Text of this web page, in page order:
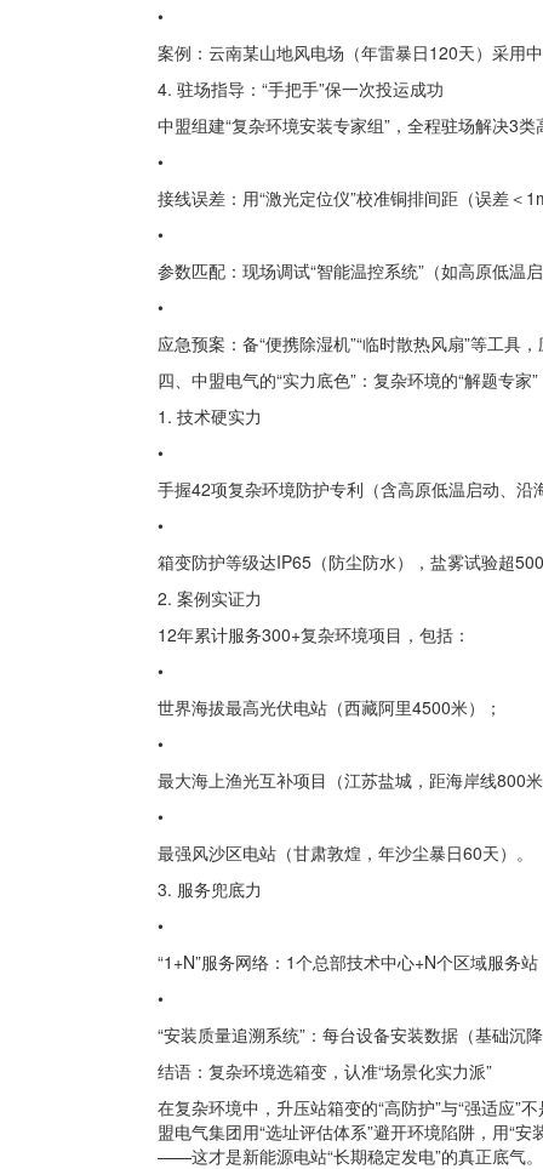
•
案例：云南某山地风电场（年雷暴日120天）采用
4. 驻场指导：“手把手”保一次投运成功
中盟组建“复杂环境安装专家组”，全程驻场解决3类
•
接线误差：用“激光定位仪”校准铜排间距（误差＜
•
参数匹配：现场调试“智能温控系统”（如高原低
•
应急预案：备“便携除湿机”“临时散热风扇”等工具
四、中盟电气的“实力底色”：复杂环境的“解题专家”
1. 技术硬实力
•
手握42项复杂环境防护专利（含高原低温启动、
•
箱变防护等级达IP65（防尘防水），盐雾试验超
2. 案例实证力
12年累计服务300+复杂环境项目，包括：
•
世界海拔最高光伏电站（西藏阿里4500米）；
•
最大海上渔光互补项目（江苏盐城，距海岸线800
•
最强风沙区电站（甘肃敦煌，年沙尘暴日60天）。
3. 服务兜底力
•
“1+N”服务网络：1个总部技术中心+N个区域服务
•
“安装质量追溯系统”：每台设备安装数据（基础沉
结语：复杂环境选箱变，认准“场景化实力派”
在复杂环境中，升压站箱变的“高防护”与“强适应”
盟电气集团用“选址评估体系”避开环境陷阱，用“
——这才是新能源电站“长期稳定发电”的真正底气。